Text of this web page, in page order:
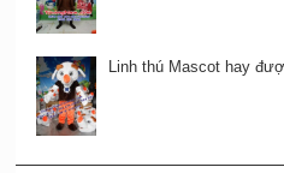
Linh thú Mascot hay